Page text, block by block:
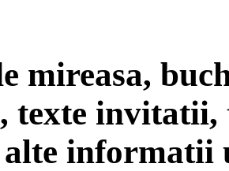
mireasa,
texte
alte informatii